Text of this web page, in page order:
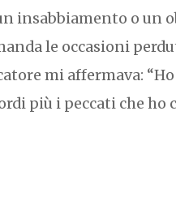
insabbiamento o un
le occasioni
mi affermava:
più i peccati che ho